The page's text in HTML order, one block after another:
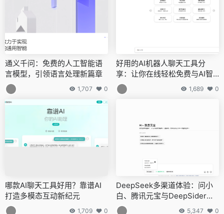
通义千问：免费的人工智能语
言模型，引领语言处理新篇章
1,707 0
好用的AI机器人聊天工具分
享：让你在线轻松免费与AI智
能对话
1,689 0
哪款AI聊天工具好用？靠谱AI
打造多模态互动新纪元
1,709 0
DeepSeek多渠道体验：问小
白、腾讯元宝与DeepSider深
度评测
5,347 0